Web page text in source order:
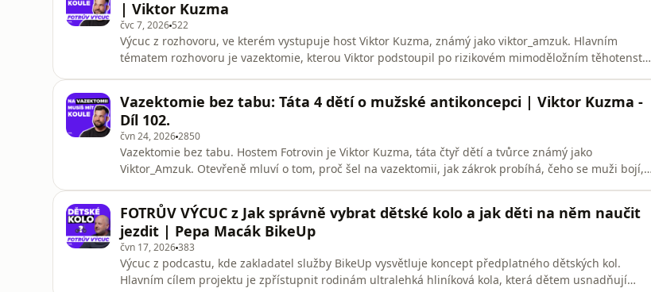
| Viktor Kuzma
čvc 7, 2026 522
Výcuc z rozhovoru, ve kterém vystupuje host Viktor Kuzma, známý jako viktor_amzuk. Hlavním
tématem rozhovoru je vazektomie, kterou Viktor podstoupil po rizikovém mimoděložním těhotenství
rámci partnerského v
Vazektomie bez tabu: Táta 4 dětí o mužské antikoncepci | Viktor Kuzma -
Díl 102.
čvn 24, 20262850
Vazektomie bez tabu. Hostem Fotrovin je Viktor Kuzma, táta čtyř dětí a tvůrce známý jako
Viktor_Amzuk. Otevřeně mluví o tom, proč šel na vazektomii, jak zákrok probíhá, čeho se muži bojí,
partnerství, rodičovství čtyř dětí i zodpovědnost, která podle Viktora nemá ležet jen na ženě. Silným
momentem rozhovoru
FOTRŮV VÝCUC z Jak správně vybrat dětské kolo a jak děti na něm naučit
jezdit | Pepa Macák BikeUp
čvn 17, 2026383
Výcuc z podcastu, kde zakladatel služby BikeUp vysvětluje koncept předplatného dětských kol.
Hlavním cílem projektu je zpřístupnit rodinám ultralehká hliníková kola, která dětem usnadňují